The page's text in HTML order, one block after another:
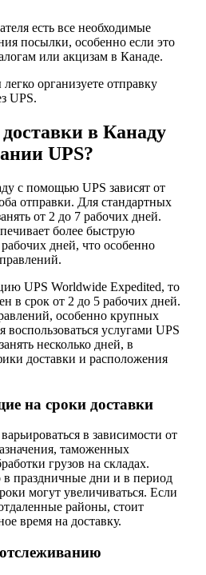
есть все необходимые
посылки, особенно если это
или акцизам в Канаде.
организуете отправку
UPS.
в Канаду
UPS?
с помощью UPS зависят от
отправки. Для стандартных
от 2 до 7 рабочих дней.
более быструю
дней, что особенно
UPS Worldwide Expedited, то
в срок от 2 до 5 рабочих дней.
особенно крупных
воспользоваться услугами UPS
несколько дней, в
доставки и расположения
на сроки доставки
в зависимости от
таможенных
грузов на складах.
праздничные дни и в период
могут увеличиваться. Если
районы, стоит
время на доставку.